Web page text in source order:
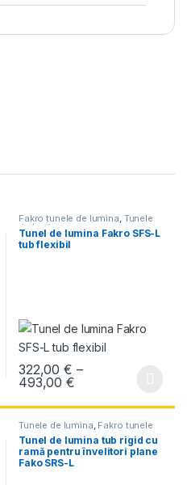
616,00 € până la 823,00 €
Opțiunile pot fi alese în
Fakro tunele de lumina, Tunele
de lumina
Tunel de lumina Fakro SFS-L
tub flexibil
322,00€ –
493,00€Interval de
Acest produs are mai multe
Tunele de lumina, Fakro tunele
de lumina
Tunel de lumina tub rigid cu
ramă pentru învelitori plane
Fako SRS-L